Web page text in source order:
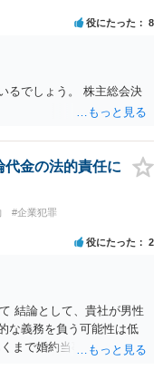
役にたった 8
るでしょう。 株主総会決
金の法的責任に
#企業犯罪
役にたった 2
結論として、貴社が男性
な義務を負う可能性は低
まで婚約当事者である男